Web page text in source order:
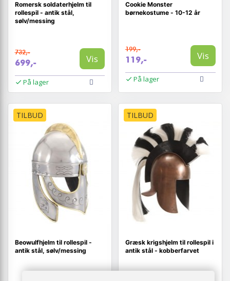
Romersk soldaterhjelm til
rollespil - antik stål,
sølv/messing
732,-
699,- Vis
På lager
Cookie Monster
børnekostume - 10-12 år
199,-
119,- Vis
På lager
TILBUD
Beowulfhjelm til rollespil -
antik stål, sølv/messing
TILBUD
Græsk krigshjelm til rollespil i
antik stål - kobberfarvet